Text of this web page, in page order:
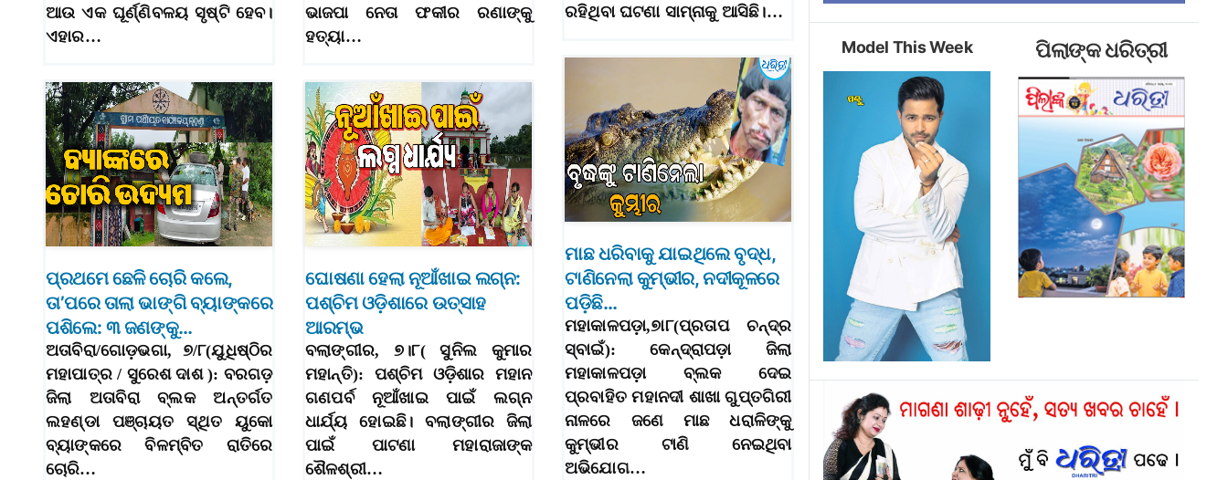
ଆଉ ଏକ ଘୂର୍ଣ୍ଣିବଳୟ ସୃଷ୍ଟି ହେବ।
ଏହାର…
ଭାଜପା ନେତା ଫକୀର ରଣାଙ୍କୁ
ହତ୍ୟା…
ରହିଥିବା ଘଟଣା ସାମ୍ନାକୁ ଆସିଛି।…
ମାଛ ଧରିବାକୁ ଯାଇଥିଲେ ବୃଦ୍ଧ,
ଟାଣିନେଲା କୁମ୍ଭୀର, ନଦୀକୂଳରେ
ପଡ଼ିଛି…
ମହାକାଳପଡ଼ା,୭ା୮(ପ୍ରତାପ ଚନ୍ଦ୍ର
ସ୍ବାଇଁ): କେନ୍ଦ୍ରାପଡ଼ା ଜିଲା
ମହାକାଳପଡ଼ା ବ୍ଲକ ଦେଇ
ପ୍ରବାହିତ ମହାନଦୀ ଶାଖା ଗୁପ୍ତଗିରୀ
ନାଳରେ ଜଣେ ମାଛ ଧରାଳିଙ୍କୁ
କୁମ୍ଭୀର ଟାଣି ନେଇଥିବା
ଅଭିଯୋଗ…
ପ୍ରଥମେ ଛେଳି ଚୋରି କଲେ,
ତା’ପରେ ତାଲା ଭାଙ୍ଗି ବ୍ୟାଙ୍କରେ
ପଶିଲେ: ୩ ଜଣଙ୍କୁ…
ଅତାବିରା/ଗୋଡ଼ଭଗା, ୭/୮(ଯୁଧିଷ୍ଠିର
ମହାପାତ୍ର / ସୁରେଶ ଦାଶ ): ବରଗଡ଼
ଜିଲା ଅତାବିରା ବ୍ଲକ ଅନ୍ତର୍ଗତ
ଲହଣ୍ଡା ପଞ୍ଚାୟତ ସ୍ଥିତ ୟୁକୋ
ବ୍ୟାଙ୍କରେ ବିଳମ୍ବିତ ରାତିରେ
ଚୋରି…
ଘୋଷଣା ହେଲା ନୂଆଁଖାଇ ଲଗ୍ନ:
ପଶ୍ଚିମ ଓଡ଼ିଶାରେ ଉତ୍ସାହ
ଆରମ୍ଭ
ବଲାଙ୍ଗୀର, ୭।୮( ସୁନିଲ କୁମାର
ମହାନ୍ତି): ପଶ୍ଚିମ ଓଡ଼ିଶାର ମହାନ
ଗଣପର୍ବ ନୂଆଁଖାଇ ପାଇଁ ଲଗ୍ନ
ଧାର୍ଯ୍ୟ ହୋଇଛି। ବଲାଙ୍ଗୀର ଜିଲା
ପାଇଁ ପାଟଣା ମହାରାଜାଙ୍କ
ଶୈଳଶ୍ରୀ…
Model This Week ପିଲାଙ୍କ ଧରିତ୍ରୀ